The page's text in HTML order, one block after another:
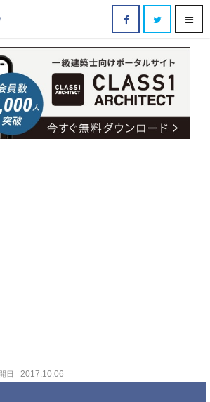
日 2017.10.06